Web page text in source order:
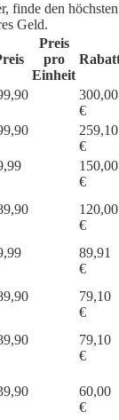
finde den höchsten
Geld.
Preis
pro
Einheit
300,00
€
259,10
€
150,00
€
120,00
€
89,91
€
79,10
€
79,10
€
60,00
€